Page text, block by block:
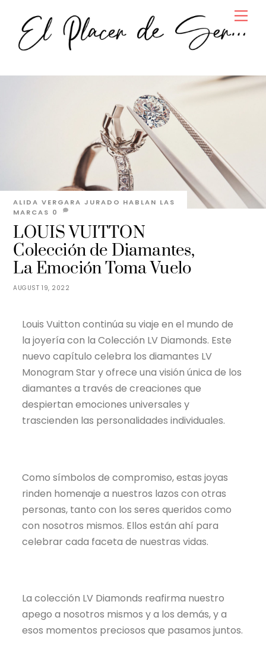
content
AUGUST 19, 2022
LOUIS VUITTON
Colección de Diamantes,
La Emoción Toma Vuelo
ALIDA VERGARA JURADO HABLAN LAS
MARCAS 0
Louis Vuitton continúa su viaje en el mundo de
la joyería con la Colección LV Diamonds. Este
nuevo capítulo celebra los diamantes LV
Monogram Star y ofrece una visión única de los
diamantes a través de creaciones que
despiertan emociones universales y
trascienden las personalidades individuales.
Como símbolos de compromiso, estas joyas
rinden homenaje a nuestros lazos con otras
personas, tanto con los seres queridos como
con nosotros mismos. Ellos están ahí para
celebrar cada faceta de nuestras vidas.
La colección LV Diamonds reafirma nuestro
apego a nosotros mismos y a los demás, y a
esos momentos preciosos que pasamos juntos.